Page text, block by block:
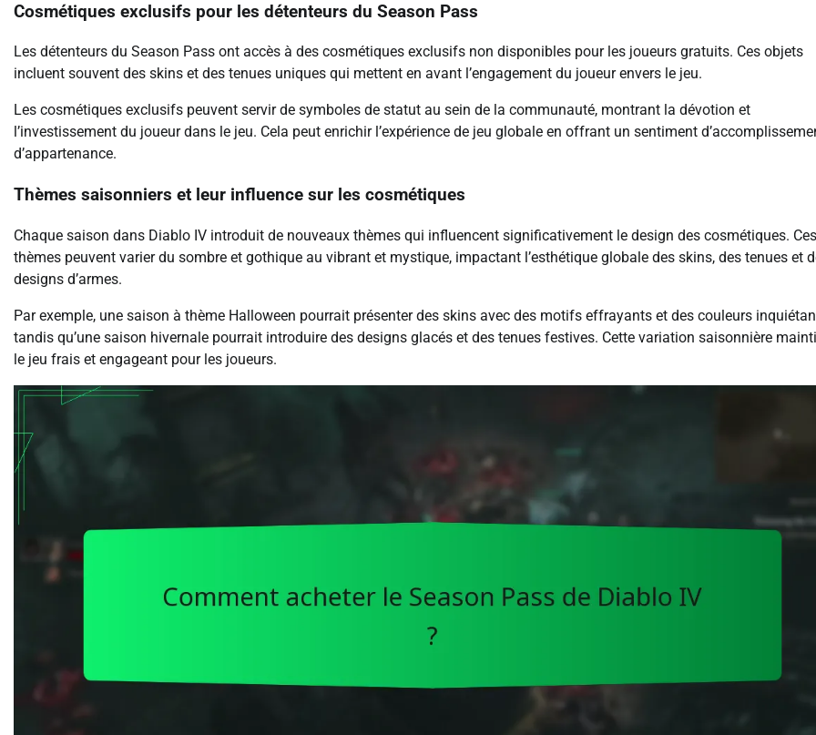
Cosmétiques exclusifs pour les détenteurs du Season Pass
Les détenteurs du Season Pass ont accès à des cosmétiques exclusifs non disponibles pour les joueurs gratuits. Ces objets
incluent souvent des skins et des tenues uniques qui mettent en avant l’engagement du joueur envers le jeu.
Les cosmétiques exclusifs peuvent servir de symboles de statut au sein de la communauté, montrant la dévotion et
l’investissement du joueur dans le jeu. Cela peut enrichir l’expérience de jeu globale en offrant un sentiment
d’appartenance.
Thèmes saisonniers et leur influence sur les cosmétiques
Chaque saison dans Diablo IV introduit de nouveaux thèmes qui influencent significativement le design des cosmétiques. Ces
thèmes peuvent varier du sombre et gothique au vibrant et mystique, impactant l’esthétique globale des skins, des tenues et
designs d’armes.
Par exemple, une saison à thème Halloween pourrait présenter des skins avec des motifs effrayants et des couleurs
tandis qu’une saison hivernale pourrait introduire des designs glacés et des tenues festives. Cette variation saisonnière
le jeu frais et engageant pour les joueurs.